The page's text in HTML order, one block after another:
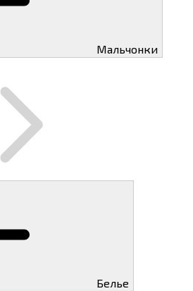
Мальчонки
Белье